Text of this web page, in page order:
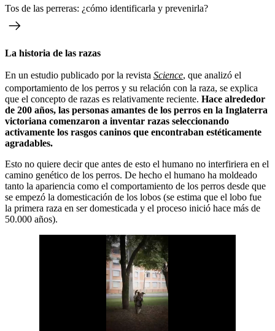
Tos de las perreras: ¿cómo identificarla y prevenirla?
La historia de las razas
En un estudio publicado por la revista Science, que analizó el
comportamiento de los perros y su relación con la raza, se explica
que el concepto de razas es relativamente reciente. Hace alrededor
de 200 años, las personas amantes de los perros en la Inglaterra
victoriana comenzaron a inventar razas seleccionando
activamente los rasgos caninos que encontraban estéticamente
agradables.
Esto no quiere decir que antes de esto el humano no interfiriera en el
camino genético de los perros. De hecho el humano ha moldeado
tanto la apariencia como el comportamiento de los perros desde que
se empezó la domesticación de los lobos (se estima que el lobo fue
la primera raza en ser domesticada y el proceso inició hace más de
50.000 años).